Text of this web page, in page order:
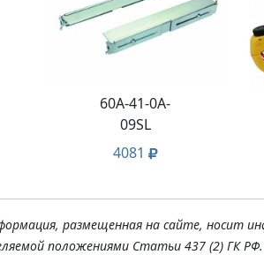
60A-41-0A-
09SL
4081
размещенная на сайте, носит
положениями Статьи 437 (2) ГК